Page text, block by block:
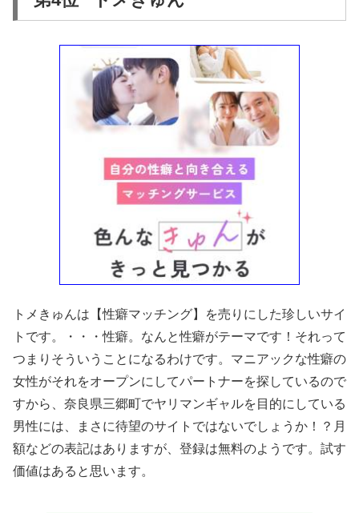
トメきゅんは【性癖マッチング】を売りにした珍しいサイ
トです。・・・性癖。なんと性癖がテーマです！それって
つまりそういうことになるわけです。マニアックな性癖の
女性がそれをオープンにしてパートナーを探しているので
すから、奈良県三郷町でヤリマンギャルを目的にしている
男性には、まさに待望のサイトではないでしょうか！？月
額などの表記はありますが、登録は無料のようです。試す
価値はあると思います。